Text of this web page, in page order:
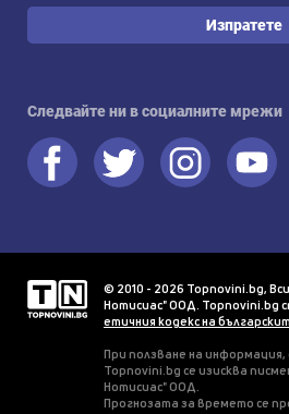
Изпратете
Следвайте ни в социалните мрежи
© 2010 - 2026 Topnovini.bg,
Нотисиас" ООД. Topnovini.bg
етичния кодекс на
При ползване на информация,
Topnovini.bg се изисква
Нотисиас" ООД.
Прогнозата за времето се